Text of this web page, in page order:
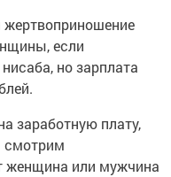
жертвоприношение
если
но зарплата
заработную плату,
смотрим
женщина или мужчина